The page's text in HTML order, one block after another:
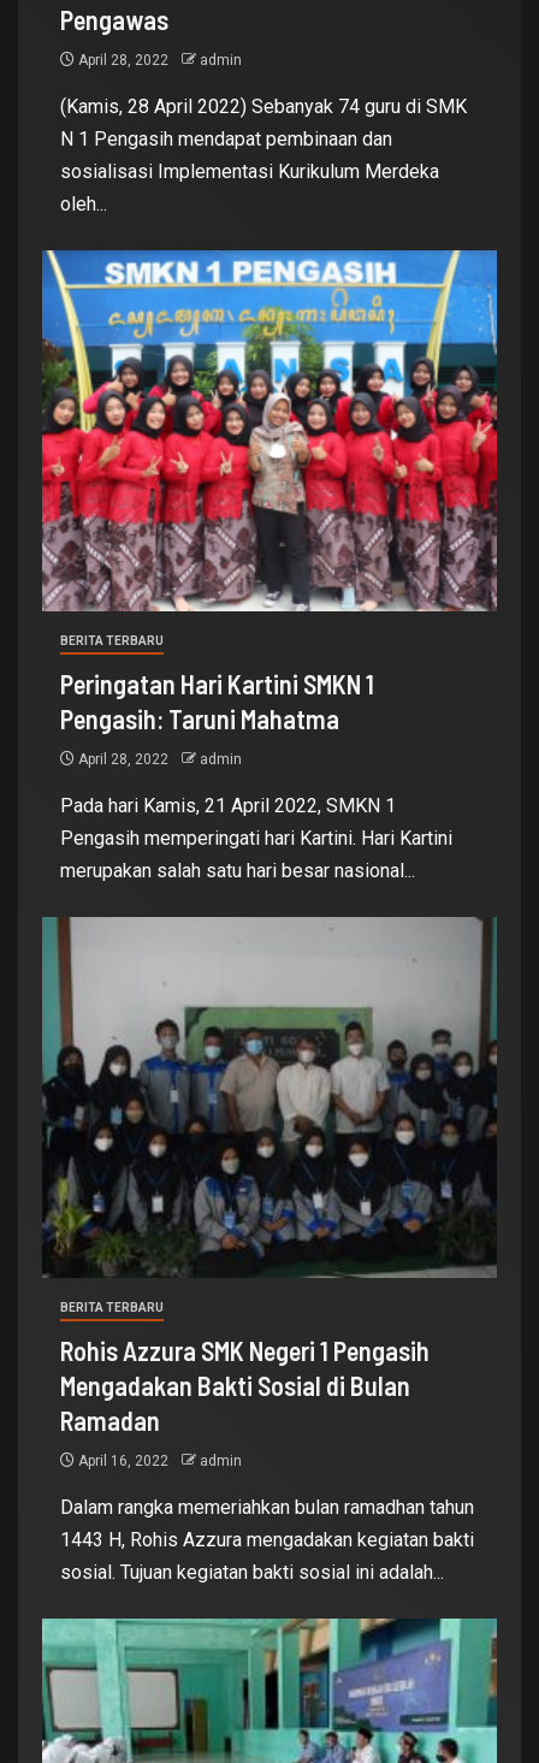
Pengawas
April 28, 2022 admin
(Kamis, 28 April 2022) Sebanyak 74 guru di SMK
N 1 Pengasih mendapat pembinaan dan
sosialisasi Implementasi Kurikulum Merdeka
oleh...
BERITA TERBARU
Peringatan Hari Kartini SMKN 1
Pengasih: Taruni Mahatma
April 28, 2022 admin
Pada hari Kamis, 21 April 2022, SMKN 1
Pengasih memperingati hari Kartini. Hari Kartini
merupakan salah satu hari besar nasional...
BERITA TERBARU
Rohis Azzura SMK Negeri 1 Pengasih
Mengadakan Bakti Sosial di Bulan
Ramadan
April 16, 2022 admin
Dalam rangka memeriahkan bulan ramadhan tahun
1443 H, Rohis Azzura mengadakan kegiatan bakti
sosial. Tujuan kegiatan bakti sosial ini adalah...